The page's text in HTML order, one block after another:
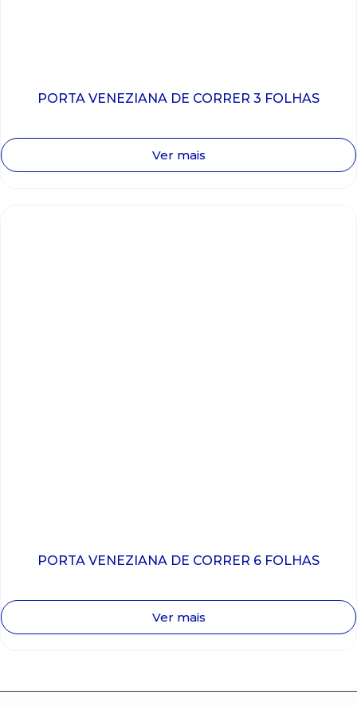
PORTA VENEZIANA DE CORRER 3 FOLHAS
Ver mais
PORTA VENEZIANA DE CORRER 6 FOLHAS
Ver mais